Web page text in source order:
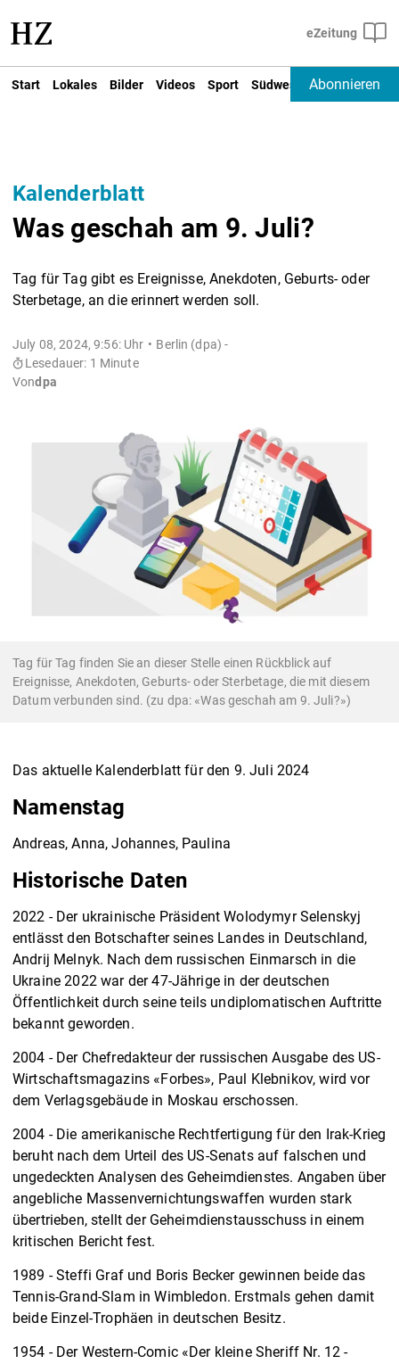
Start Lokales Bilder Videos Sport Südwest Deutschland
Abonnieren
Kalenderblatt
Was geschah am 9. Juli?
Tag für Tag gibt es Ereignisse, Anekdoten, Geburts- oder
Sterbetage, an die erinnert werden soll.
July 08, 2024, 9:56: Uhr
Berlin (dpa) -
Lesedauer: 1 Minute
Vondpa
Tag für Tag finden Sie an dieser Stelle einen Rückblick auf
Ereignisse, Anekdoten, Geburts- oder Sterbetage, die mit diesem
Datum verbunden sind. (zu dpa: «Was geschah am 9. Juli?»)
Das aktuelle Kalenderblatt für den 9. Juli 2024
Namenstag
Andreas, Anna, Johannes, Paulina
Historische Daten
2022 - Der ukrainische Präsident Wolodymyr Selenskyj
entlässt den Botschafter seines Landes in Deutschland,
Andrij Melnyk. Nach dem russischen Einmarsch in die
Ukraine 2022 war der 47-Jährige in der deutschen
Öffentlichkeit durch seine teils undiplomatischen Auftritte
bekannt geworden.
2004 - Der Chefredakteur der russischen Ausgabe des US-
Wirtschaftsmagazins «Forbes», Paul Klebnikov, wird vor
dem Verlagsgebäude in Moskau erschossen.
2004 - Die amerikanische Rechtfertigung für den Irak-Krieg
beruht nach dem Urteil des US-Senats auf falschen und
ungedeckten Analysen des Geheimdienstes. Angaben über
angebliche Massenvernichtungswaffen wurden stark
übertrieben, stellt der Geheimdienstausschuss in einem
kritischen Bericht fest.
1989 - Steffi Graf und Boris Becker gewinnen beide das
Tennis-Grand-Slam in Wimbledon. Erstmals gehen damit
beide Einzel-Trophäen in deutschen Besitz.
1954 - Der Western-Comic «Der kleine Sheriff Nr. 12 -